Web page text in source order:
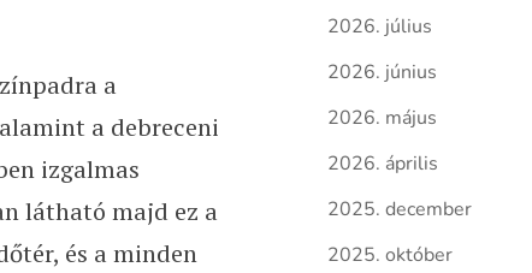
a
a debreceni
izgalmas
látható majd ez a
és a minden
2026. július
2026. június
2026. május
2026. április
2025. december
2025. október